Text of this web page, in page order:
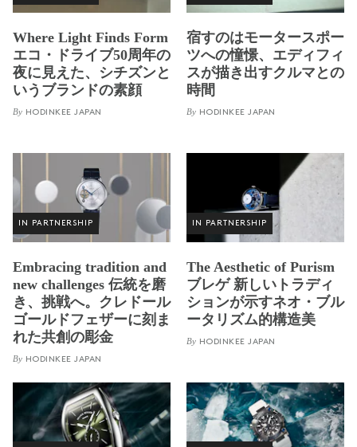
Where Light Finds Form
エコ・ドライブ50周年の
夜に見えた、シチズンと
いうブランドの素顔
By HODINKEE JAPAN
宿すのはモータースポー
ツへの憧憬、エディフィ
スが描き出すクルマとの
時間
By HODINKEE JAPAN
IN PARTNERSHIP
Embracing tradition and
new challenges 伝統を磨
き、挑戦へ。クレドール
ゴールドフェザーに刻ま
れた共創の彫金
By HODINKEE JAPAN
IN PARTNERSHIP
The Aesthetic of Purism
ブレゲ 新しいトラディ
ションが示すネオ・ブル
ータリズム的構造美
By HODINKEE JAPAN